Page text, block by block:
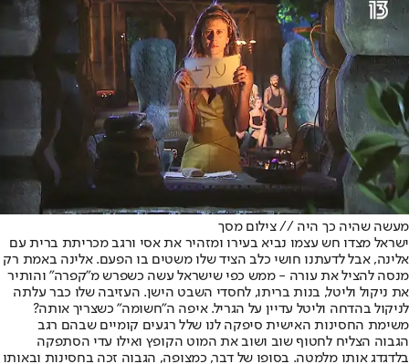
מעשה שהיה כך היה // צילום מסך
ישראל מצדו חש עצמו נביא בעירו ומזהיר את אסי ורגב מכריתת ברית עם
אלינה, אבל לדעתנו חושי כלב הציד שלו משטים בו הפעם. אלינה באמת רק
מנסה להציל את עורה - ממש כפי שישראל עשה כשפרש מ"קפרה" והותיר
את ניקול וליטל, בנות בריתו, לחסדי השבט הישן. העזיבה שלו כבר עלתה
לניקול בהדחה וליטל עדיין על הגריל. איפה ה"חשומה" כשצריך אותה?
משימת החסינות האישית סיפקה לנו שלל רגעים קומיים שבהם רגב
הגבוה הצליח לחטוף שוב ושוב את המוט הקופץ ואילו עדי הסתפקה
בלדגדג אותו מלמטה. בסופו של דבר, כמצופה, הגבוה זכה בחסינות ובאותו